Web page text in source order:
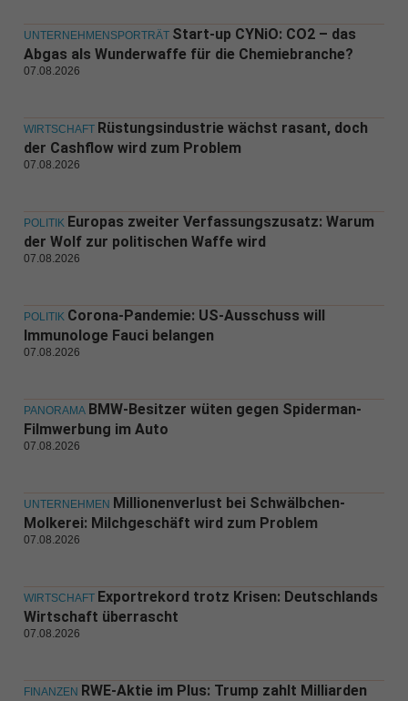
UNTERNEHMENSPORTRÄT Start-up CYNiO: CO2 – das
Abgas als Wunderwaffe für die Chemiebranche?
07.08.2026
WIRTSCHAFT Rüstungsindustrie wächst rasant, doch
der Cashflow wird zum Problem
07.08.2026
POLITIK Europas zweiter Verfassungszusatz: Warum
der Wolf zur politischen Waffe wird
07.08.2026
POLITIK Corona-Pandemie: US-Ausschuss will
Immunologe Fauci belangen
07.08.2026
PANORAMA BMW-Besitzer wüten gegen Spiderman-
Filmwerbung im Auto
07.08.2026
UNTERNEHMEN Millionenverlust bei Schwälbchen-
Molkerei: Milchgeschäft wird zum Problem
07.08.2026
WIRTSCHAFT Exportrekord trotz Krisen: Deutschlands
Wirtschaft überrascht
07.08.2026
FINANZEN RWE-Aktie im Plus: Trump zahlt Milliarden